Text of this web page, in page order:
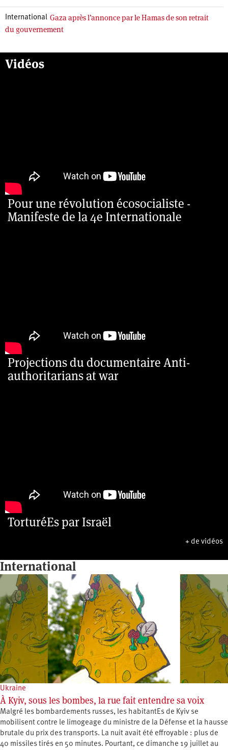
International Gaza après l’annonce par le Hamas de son retrait
du gouvernement
Vidéos
Pour une révolution écosocialiste -
Manifeste de la 4e Internationale
Projections du documentaire Anti-
authoritarians at war
TorturéEs par Israël
+ de vidéos
International
Ukraine
À Kyiv, sous les bombes, la rue fait entendre sa voix
Malgré les bombardements russes, les habitantEs de Kyiv se
mobilisent contre le limogeage du ministre de la Défense et la hausse
brutale du prix des transports. La nuit avait été effroyable : plus de
40 missiles tirés en 50 minutes. Pourtant, ce dimanche 19 juillet au